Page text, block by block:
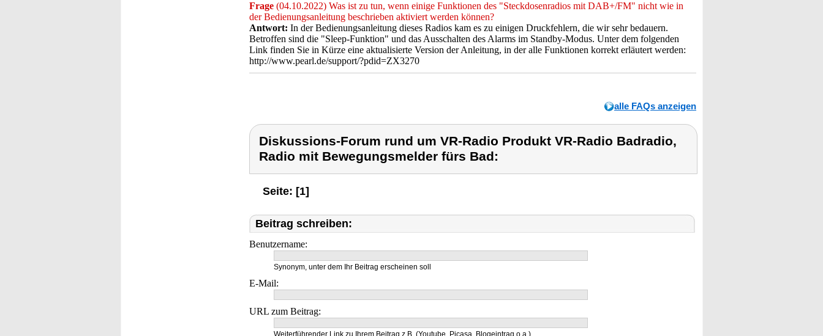
Frage (04.10.2022) Was ist zu tun, wenn einige Funktionen des "Steckdosenradios mit DAB+/FM" nicht wie in
der Bedienungsanleitung beschrieben aktiviert werden können?
Antwort: In der Bedienungsanleitung dieses Radios kam es zu einigen Druckfehlern, die wir sehr bedauern.
Betroffen sind die "Sleep-Funktion" und das Ausschalten des Alarms im Standby-Modus. Unter dem folgenden
Link finden Sie in Kürze eine aktualisierte Version der Anleitung, in der alle Funktionen korrekt erläutert werden:
http://www.pearl.de/support/?pdid=ZX3270
alle FAQs anzeigen
Diskussions-Forum rund um VR-Radio Produkt VR-Radio Badradio,
Radio mit Bewegungsmelder fürs Bad:
Seite: [1]
Beitrag schreiben:
Benutzername:
Synonym, unter dem Ihr Beitrag erscheinen soll
E-Mail:
URL zum Beitrag:
Weiterführender Link zu Ihrem Beitrag z.B. (Youtube, Picasa, Blogeintrag o.a.)